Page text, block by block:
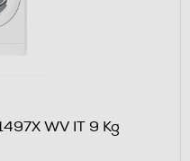
WV IT 9 Kg